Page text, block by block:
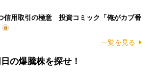
信用取引の極意 投資コミック「俺がカブ番
一覧を見る
の爆騰株を探せ！